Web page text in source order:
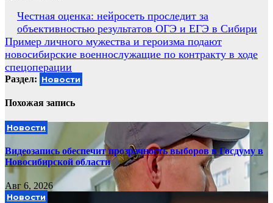
Навигация
по
записям
Честная оценка: нейросеть проследит за
объективностью результатов ОГЭ и ЕГЭ в Сибири
Пример личного мужества и героизма подают
новосибирские военнослужащие по контракту в ходе
спецоперации
Раздел: Новости
Похожая запись
Новости
Видеозапись обеспечит прозрачность выборов в Госдуму в
Новосибирской области
Авг 6, 2026
Новости